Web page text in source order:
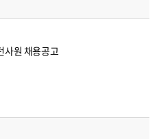
사원 채용공고